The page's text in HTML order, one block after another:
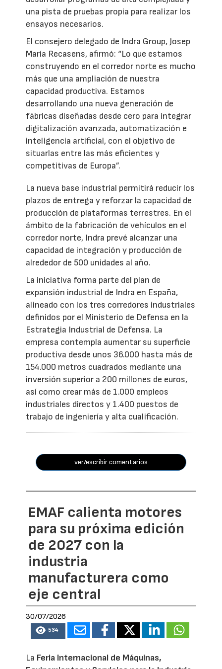
una pista de pruebas propia para realizar los
ensayos necesarios.
El consejero delegado de Indra Group, Josep
María Recasens, afirmó: “Lo que estamos
construyendo en el corredor norte es mucho
más que una ampliación de nuestra
capacidad productiva. Estamos
desarrollando una nueva generación de
fábricas diseñadas desde cero para integrar
digitalización avanzada, automatización e
inteligencia artificial, con el objetivo de
situarlas entre las más eficientes y
competitivas de Europa”.
La nueva base industrial permitirá reducir los
plazos de entrega y reforzar la capacidad de
producción de plataformas terrestres. En el
ámbito de la fabricación de vehículos en el
corredor norte, Indra prevé alcanzar una
capacidad de integración y producción de
alrededor de 500 unidades al año.
La iniciativa forma parte del plan de
expansión industrial de Indra en España,
alineado con los tres corredores industriales
definidos por el Ministerio de Defensa en la
Estrategia Industrial de Defensa. La
empresa contempla aumentar su superficie
productiva desde unos 36.000 hasta más de
154.000 metros cuadrados mediante una
inversión superior a 200 millones de euros,
así como crear más de 1.000 empleos
industriales directos y 1.400 puestos de
trabajo de ingeniería y alta cualificación.
ver/escribir comentarios
EMAF calienta motores
para su próxima edición
de 2027 con la
industria
manufacturera como
eje central
30/07/2026
534
La Feria Internacional de Máquinas,